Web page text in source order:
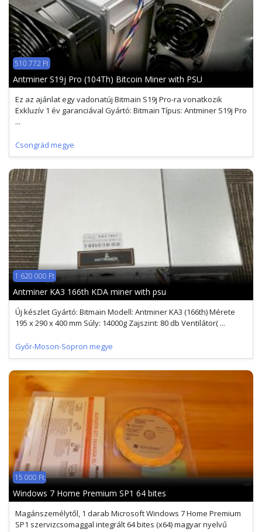
510 772 Ft
Antminer S19j Pro (104Th) Bitcoin Miner with PSU
Ez az ajánlat egy vadonatúj Bitmain S19j Pro-ra vonatkozik
Exkluzív 1 év garanciával Gyártó: Bitmain Típus: Antminer S19j Pro
...
Csongrád megye
1 620 000 Ft
Antminer KA3 166th KDA miner with psu
Új készlet Gyártó: Bitmain Modell: Antminer KA3 (166th) Mérete
195 x 290 x 400 mm Súly: 14000g Zajszint: 80 db Ventilátor( ...
Győr-Moson-Sopron megye
15 000 Ft
Windows 7 Home Premium SP1 64 bites
Magánszemélytől, 1 darab Microsoft Windows 7 Home Premium
SP1 szervizcsomaggal integrált 64 bites (x64) magyar nyelvű